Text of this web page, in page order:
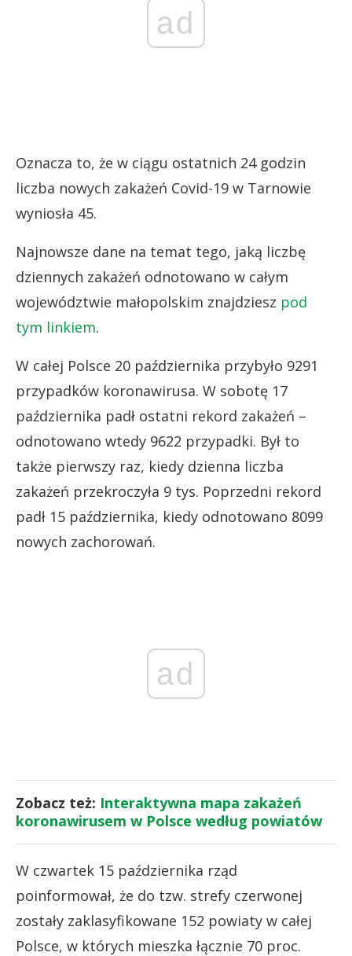
ad
Oznacza to, że w ciągu ostatnich 24 godzin
liczba nowych zakażeń Covid-19 w Tarnowie
wyniosła 45.
Najnowsze dane na temat tego, jaką liczbę
dziennych zakażeń odnotowano w całym
województwie małopolskim znajdziesz pod
tym linkiem.
W całej Polsce 20 października przybyło 9291
przypadków koronawirusa. W sobotę 17
października padł ostatni rekord zakażeń –
odnotowano wtedy 9622 przypadki. Był to
także pierwszy raz, kiedy dzienna liczba
zakażeń przekroczyła 9 tys. Poprzedni rekord
padł 15 października, kiedy odnotowano 8099
nowych zachorowań.
ad
Zobacz też: Interaktywna mapa zakażeń
koronawirusem w Polsce według powiatów
W czwartek 15 października rząd
poinformował, że do tzw. strefy czerwonej
zostały zaklasyfikowane 152 powiaty w całej
Polsce, w których mieszka łącznie 70 proc.